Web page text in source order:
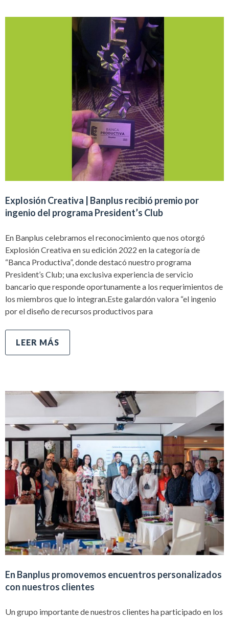
Explosión Creativa | Banplus recibió premio por
ingenio del programa President’s Club
En Banplus celebramos el reconocimiento que nos otorgó
Explosión Creativa en su edición 2022 en la categoría de
“Banca Productiva”, donde destacó nuestro programa
President’s Club; una exclusiva experiencia de servicio
bancario que responde oportunamente a los requerimientos de
los miembros que lo integran.Este galardón valora “el ingenio
por el diseño de recursos productivos para
LEER MÁS
En Banplus promovemos encuentros personalizados
con nuestros clientes
Un grupo importante de nuestros clientes ha participado en los